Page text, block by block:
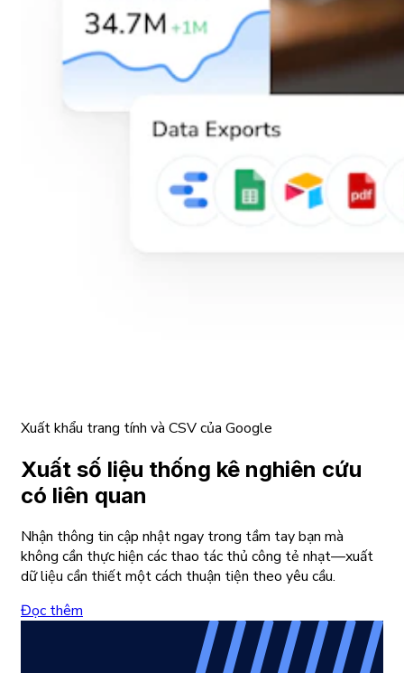
Xuất khẩu trang tính và CSV của Google
Xuất số liệu thống kê nghiên cứu
có liên quan
Nhận thông tin cập nhật ngay trong tầm tay bạn mà
không cần thực hiện các thao tác thủ công tẻ nhạt—xuất
dữ liệu cần thiết một cách thuận tiện theo yêu cầu.
Đọc thêm